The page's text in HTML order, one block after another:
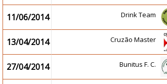
11/06/2014 Drink Team
13/04/2014 Cruzão Master
27/04/2014 Bunitus F. C.